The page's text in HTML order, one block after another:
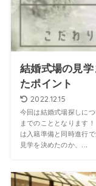
結婚式場の見
たポイント
2022.12.15
今回は結婚式場探しに
までのこととなります
は入籍準備と同時進行
見学を決めたのか、...